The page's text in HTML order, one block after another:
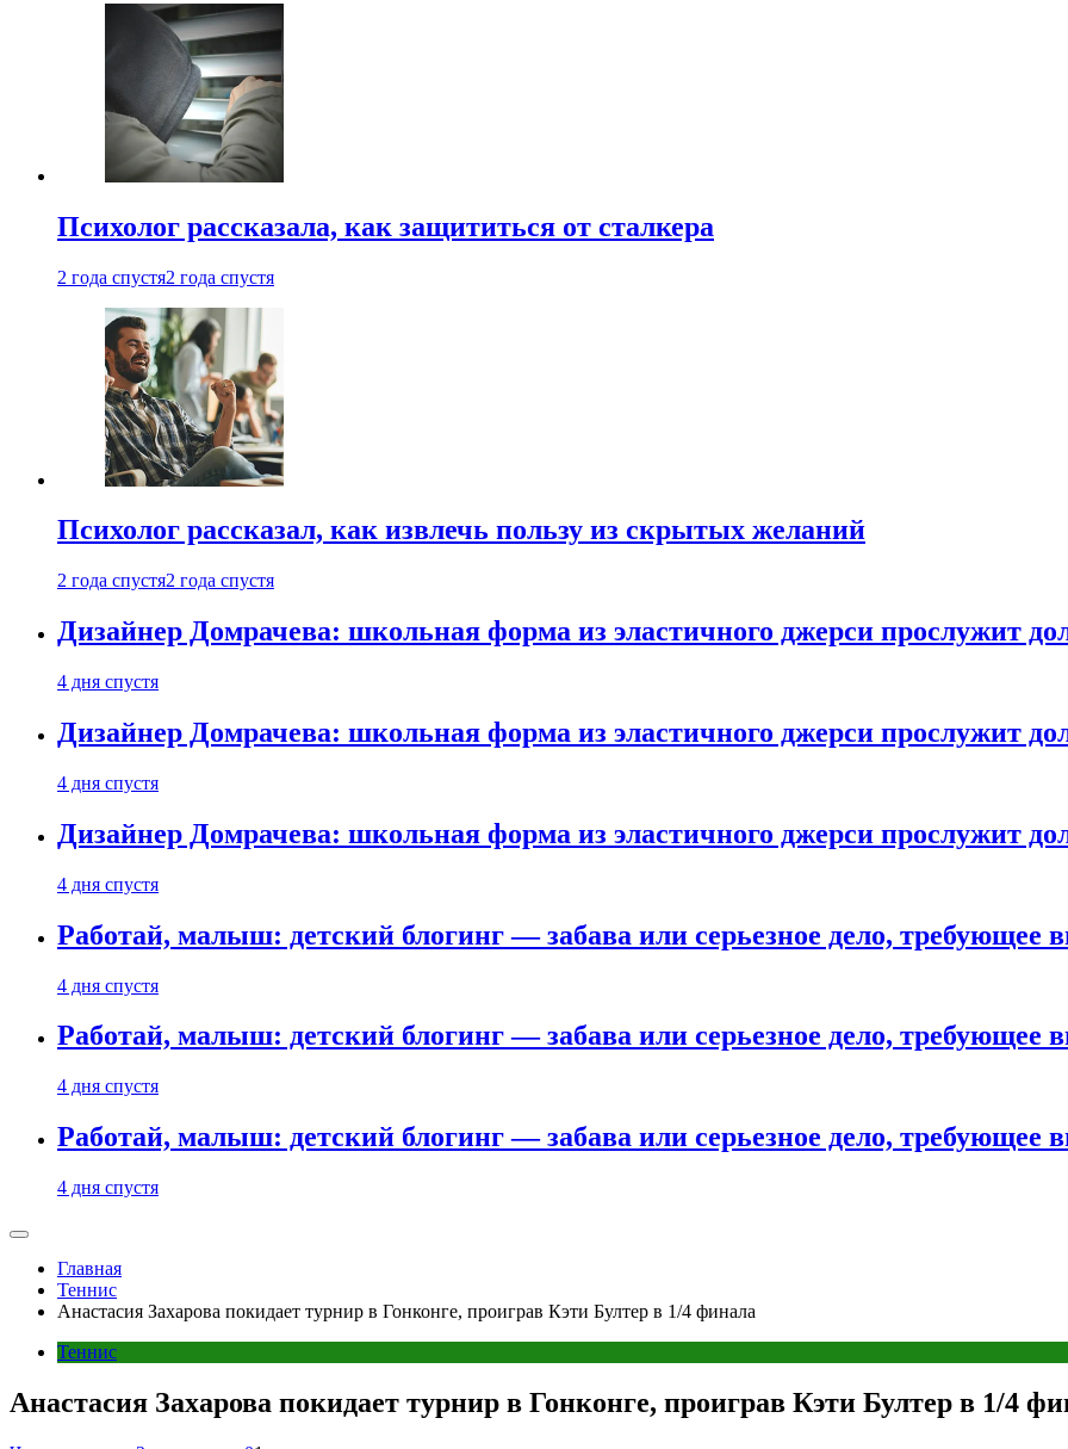
Психолог рассказала, как защититься от сталкера
2 года спустя2 года спустя
Психолог рассказал, как извлечь пользу из скрытых желаний
2 года спустя2 года спустя
Дизайнер Домрачева: школьная форма из эластичного джерси прослужит
4 дня спустя
Дизайнер Домрачева: школьная форма из эластичного джерси прослужит
4 дня спустя
Дизайнер Домрачева: школьная форма из эластичного джерси прослужит
4 дня спустя
Работай, малыш: детский блогинг — забава или серьезное дело, требующее
4 дня спустя
Работай, малыш: детский блогинг — забава или серьезное дело, требующее
4 дня спустя
Работай, малыш: детский блогинг — забава или серьезное дело, требующее
4 дня спустя
Главная
Теннис
Анастасия Захарова покидает турнир в Гонконге, проиграв Кэти Бултер в 1/4 финала
Теннис
Анастасия Захарова покидает турнир в Гонконге, проиграв Кэти Бултер в 1/4